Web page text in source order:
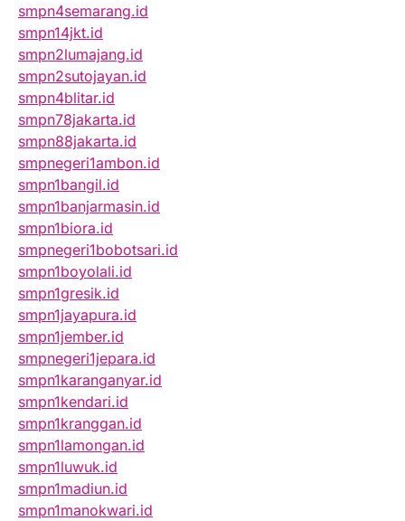
smpn4semarang.id
smpn14jkt.id
smpn2lumajang.id
smpn2sutojayan.id
smpn4blitar.id
smpn78jakarta.id
smpn88jakarta.id
smpnegeri1ambon.id
smpn1bangil.id
smpn1banjarmasin.id
smpn1biora.id
smpnegeri1bobotsari.id
smpn1boyolali.id
smpn1gresik.id
smpn1jayapura.id
smpn1jember.id
smpnegeri1jepara.id
smpn1karanganyar.id
smpn1kendari.id
smpn1kranggan.id
smpn1lamongan.id
smpn1luwuk.id
smpn1madiun.id
smpn1manokwari.id